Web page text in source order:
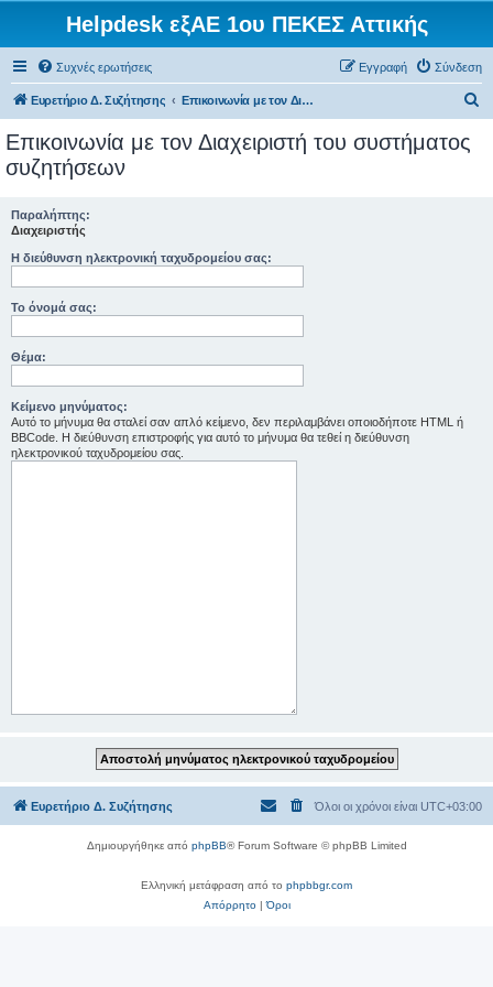
Helpdesk εξΑΕ 1ου ΠΕΚΕΣ Αττικής
Συχνές ερωτήσεις Σύνδεση
Εγγραφή
Ευρετήριο Δ. Συζήτησης Επικοινωνία με τον Διαχειριστή του συστήματος συζητήσεων
Επικοινωνία με τον Διαχειριστή του συστήματος
συζητήσεων
Παραλήπτης:
Διαχειριστής
Η διεύθυνση ηλεκτρονική ταχυδρομείου σας:
Το όνομά σας:
Θέμα:
Κείμενο μηνύματος:
Αυτό το μήνυμα θα σταλεί σαν απλό κείμενο, δεν περιλαμβάνει οποιοδήποτε HTML ή
BBCode. Η διεύθυνση επιστροφής για αυτό το μήνυμα θα τεθεί η διεύθυνση
ηλεκτρονικού ταχυδρομείου σας.
Ευρετήριο Δ. Συζήτησης Όλοι οι χρόνοι είναι UTC+03:00
Δημιουργήθηκε από phpBB® Forum Software © phpBB Limited
Ελληνική μετάφραση από το phpbbgr.com
Απόρρητο|Όροι